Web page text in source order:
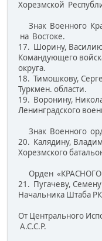
Хорезмской
Знак Военного
на Востоке.
17. Шорину,
Командующего
округа.
18. Тимошкову,
Туркмен. области.
19. Воронину,
Ленинградского
Знак Военного
20. Калядину,
Хорезм­ского
Орден
21. Пугачеву,
Начальника Штаба
От Центрального
А.С.С.Р.